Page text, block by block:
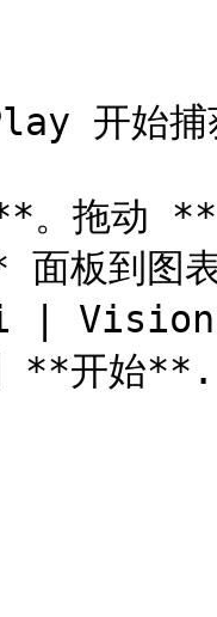
开始捕
。拖动
板到图
|
**开始**.